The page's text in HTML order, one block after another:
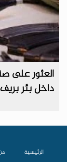
العثور على
داخل بئر
الرئيسية